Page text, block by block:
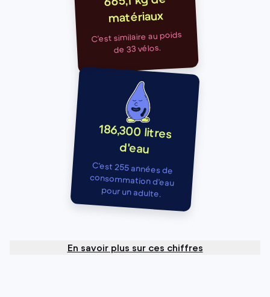
matériaux
C’est similaire au poids
de 33 vélos.
186,300 litres
d'eau
C’est 255 années de
consommation d’eau
pour un adulte.
En savoir plus sur ces chiffres